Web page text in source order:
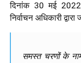
दिनांक 30 मई
निर्वाचन अधिकारी
समस्त चरणों के